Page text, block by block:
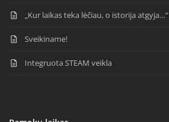
„Kur laikas teka lėčiau, o istorija atgyja…“
Sveikiname!
Integruota STEAM veikla